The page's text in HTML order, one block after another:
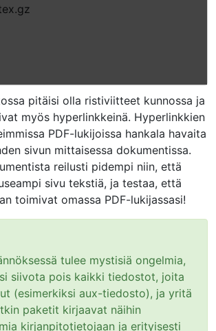
pitäisi olla ristiviitteet kunnossa ja
myös hyperlinkkeinä. Hyperlinkkien
PDF-lukijoissa hankala havaita
sivun mittaisessa dokumentissa.
reilusti pidempi niin, että
sivu tekstiä, ja testaa, että
toimivat omassa PDF-lukijassasi!
tulee mystisiä ongelmia,
siivota pois kaikki tiedostot, joita
(esimerkiksi aux-tiedosto), ja yritä
paketit kirjaavat näihin
kirjanpitotietojaan ja erityisesti